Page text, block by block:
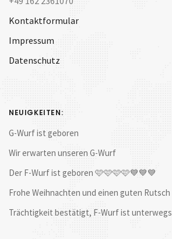
Kontaktformular
Impressum
Datenschutz
NEUIGKEITEN:
G-Wurf ist geboren
Wir erwarten unseren G-Wurf
Der F-Wurf ist geboren 🩷🩷🩷🩷💙💙💙
Frohe Weihnachten und einen guten Rutsch
Trächtigkeit bestätigt, F-Wurf ist unterwegs